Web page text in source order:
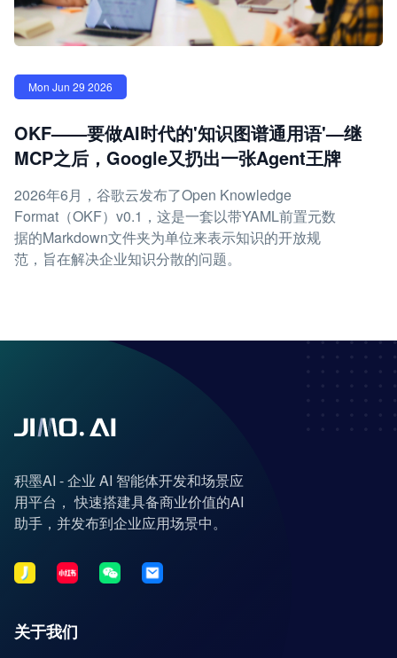
Mon Jun 29 2026
OKF——要做AI时代的'知识图谱通用语'—继
MCP之后，Google又扔出一张Agent王牌
2026年6月，谷歌云发布了Open Knowledge
Format（OKF）v0.1，这是一套以带YAML前置元数
据的Markdown文件夹为单位来表示知识的开放规
范，旨在解决企业知识分散的问题。
积墨AI - 企业 AI 智能体开发和场景应
用平台， 快速搭建具备商业价值的AI
助手，并发布到企业应用场景中。
关于我们